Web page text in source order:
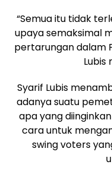
“Semua itu tidak
upaya semaksimal
pertarungan dalam
Lubis
Syarif Lubis
adanya suatu
apa yang
cara untuk
swing voters